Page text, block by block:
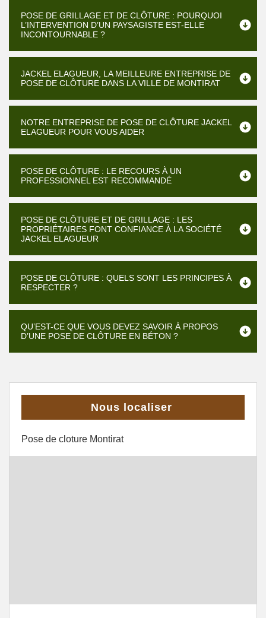
POSE DE GRILLAGE ET DE CLÔTURE : POURQUOI
L’INTERVENTION D’UN PAYSAGISTE EST-ELLE
INCONTOURNABLE ?
JACKEL ELAGUEUR, LA MEILLEURE ENTREPRISE DE
POSE DE CLÔTURE DANS LA VILLE DE MONTIRAT
NOTRE ENTREPRISE DE POSE DE CLÔTURE JACKEL
ELAGUEUR POUR VOUS AIDER
POSE DE CLÔTURE : LE RECOURS À UN
PROFESSIONNEL EST RECOMMANDÉ
POSE DE CLÔTURE ET DE GRILLAGE : LES
PROPRIÉTAIRES FONT CONFIANCE À LA SOCIÉTÉ
JACKEL ELAGUEUR
POSE DE CLÔTURE : QUELS SONT LES PRINCIPES À
RESPECTER ?
QU’EST-CE QUE VOUS DEVEZ SAVOIR À PROPOS
D’UNE POSE DE CLÔTURE EN BÉTON ?
Nous localiser
Pose de cloture Montirat